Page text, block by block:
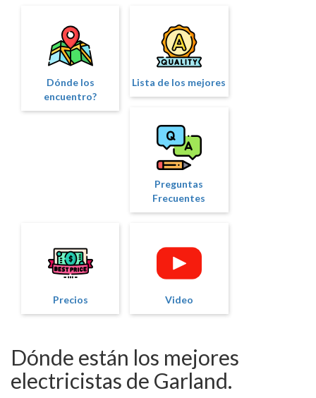
Dónde los
encuentro?
Lista de los mejores
Preguntas
Frecuentes
Precios Video
Dónde están los mejores
electricistas de Garland.